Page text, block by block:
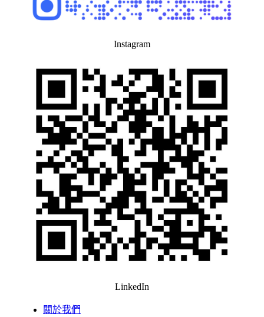
Instagram
LinkedIn
關於我們